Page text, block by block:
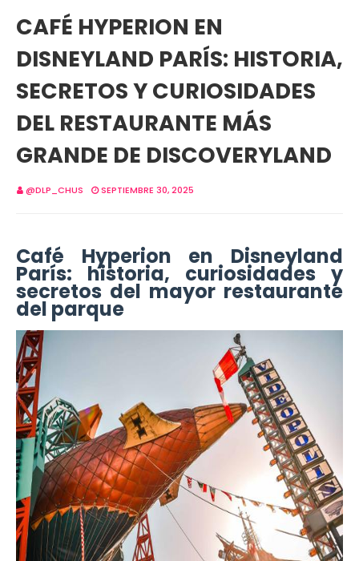
CAFÉ HYPERION EN
DISNEYLAND PARÍS: HISTORIA,
SECRETOS Y CURIOSIDADES
DEL RESTAURANTE MÁS
GRANDE DE DISCOVERYLAND
@DLP_CHUS SEPTIEMBRE 30, 2025
Café Hyperion en Disneyland
París: historia, curiosidades y
secretos del mayor restaurante
del parque